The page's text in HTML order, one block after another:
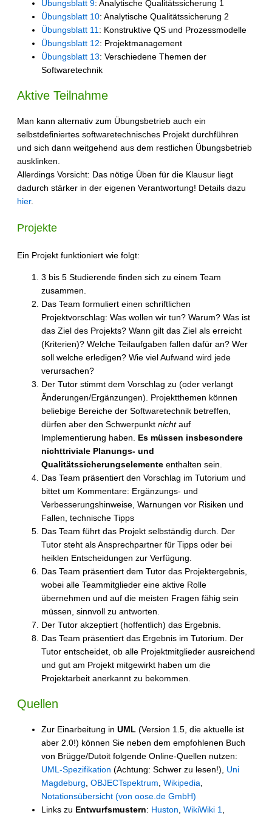
Übungsblatt 9: Analytische Qualitätssicherung 1
Übungsblatt 10: Analytische Qualitätssicherung 2
Übungsblatt 11 : Konstruktive QS und Prozessmodelle
Übungsblatt 12: Projektmanagement
Übungsblatt 13: Verschiedene Themen der
Softwaretechnik
Aktive Teilnahme
Man kann alternativ zum Übungsbetrieb auch ein
selbstdefiniertes softwaretechnisches Projekt durchführen
und sich dann weitgehend aus dem restlichen Übungsbetrieb
ausklinken.
Allerdings Vorsicht: Das nötige Üben für die Klausur liegt
dadurch stärker in der eigenen Verantwortung! Details dazu
hier.
Projekte
Ein Projekt funktioniert wie folgt:
3 bis 5 Studierende finden sich zu einem Team
zusammen.
Das Team formuliert einen schriftlichen
Projektvorschlag: Was wollen wir tun? Warum? Was ist
das Ziel des Projekts? Wann gilt das Ziel als erreicht
(Kriterien)? Welche Teilaufgaben fallen dafür an? Wer
soll welche erledigen? Wie viel Aufwand wird jede
verursachen?
Der Tutor stimmt dem Vorschlag zu (oder verlangt
Änderungen/Ergänzungen). Projektthemen können
beliebige Bereiche der Softwaretechnik betreffen,
dürfen aber den Schwerpunkt nichtauf
Implementierung haben. Es müssen insbesondere
nichttriviale Planungs- und
Qualitätssicherungselemente enthalten sein.
Das Team präsentiert den Vorschlag im Tutorium und
bittet um Kommentare: Ergänzungs- und
Verbesserungshinweise, Warnungen vor Risiken und
Fallen, technische Tipps
Das Team führt das Projekt selbständig durch. Der
Tutor steht als Ansprechpartner für Tipps oder bei
heiklen Entscheidungen zur Verfügung.
Das Team präsentiert dem Tutor das Projektergebnis,
wobei alle Teammitglieder eine aktive Rolle
übernehmen und auf die meisten Fragen fähig sein
müssen, sinnvoll zu antworten.
Der Tutor akzeptiert (hoffentlich) das Ergebnis.
Das Team präsentiert das Ergebnis im Tutorium. Der
Tutor entscheidet, ob alle Projektmitglieder ausreichend
und gut am Projekt mitgewirkt haben um die
Projektarbeit anerkannt zu bekommen.
Quellen
Zur Einarbeitung in UML (Version 1.5, die aktuelle ist
aber 2.0!) können Sie neben dem empfohlenen Buch
von Brügge/Dutoit folgende Online-Quellen nutzen:
UML-Spezifikation (Achtung: Schwer zu lesen!), Uni
Magdeburg, OBJECTspektrum, Wikipedia,
Notationsübersicht (von oose.de GmbH)
Links zu Entwurfsmustern: Huston, WikiWiki 1,